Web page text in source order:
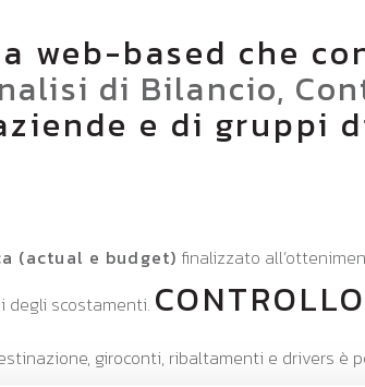
web-based che
di Bilancio,
e di gruppi
(actual e budget) finalizzato
degli scostamenti.
giroconti, ribaltamenti e drivers è